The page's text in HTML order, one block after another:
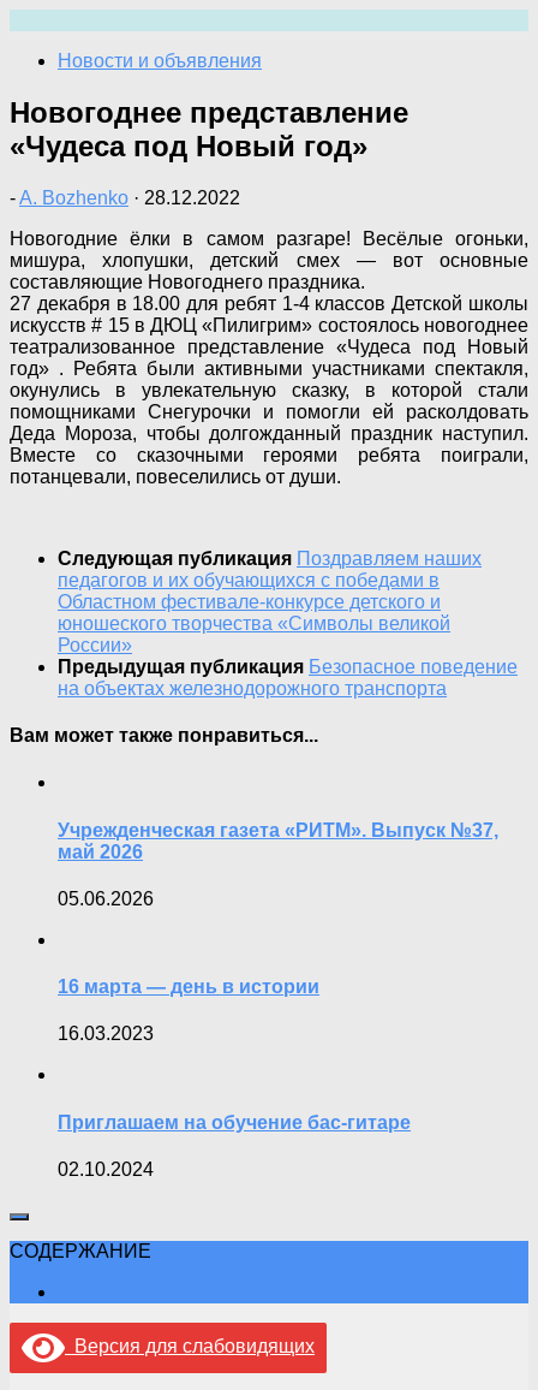
содержимому
Новости и объявления
Новогоднее представление
«Чудеса под Новый год»
-A. Bozhenko · 28.12.2022
Новогодние ёлки в самом разгаре! Весёлые огоньки,
мишура, хлопушки, детский смех — вот основные
составляющие Новогоднего праздника.
27 декабря в 18.00 для ребят 1-4 классов Детской школы
искусств # 15 в ДЮЦ «Пилигрим» состоялось новогоднее
театрализованное представление «Чудеса под Новый
год» . Ребята были активными участниками спектакля,
окунулись в увлекательную сказку, в которой стали
помощниками Снегурочки и помогли ей расколдовать
Деда Мороза, чтобы долгожданный праздник наступил.
Вместе со сказочными героями ребята поиграли,
потанцевали, повеселились от души.
Следующая публикация Поздравляем наших
педагогов и их обучающихся с победами в
Областном фестивале-конкурсе детского и
юношеского творчества «Символы великой
России»
Предыдущая публикация Безопасное поведение
на объектах железнодорожного транспорта
Вам может также понравиться...
Учрежденческая газета «РИТМ». Выпуск №37,
май 2026
05.06.2026
16 марта — день в истории
16.03.2023
Приглашаем на обучение бас-гитаре
02.10.2024
СОДЕРЖАНИЕ
Версия для слабовидящих